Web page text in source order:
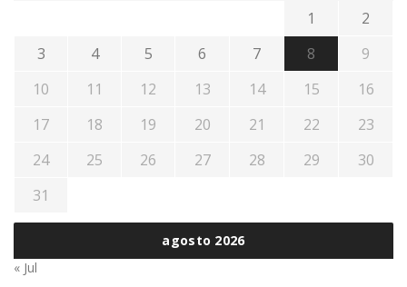
agosto 2026
1
2
3
4 5 6 7 8
9
10
11 12 13 14 15
16
17
18 19 20 21 22
23
24
25 26 27 28 29
30
31
« Jul